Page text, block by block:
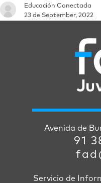
Educación Conectada
23 de September, 2022
Avenida de
91
Servicio de